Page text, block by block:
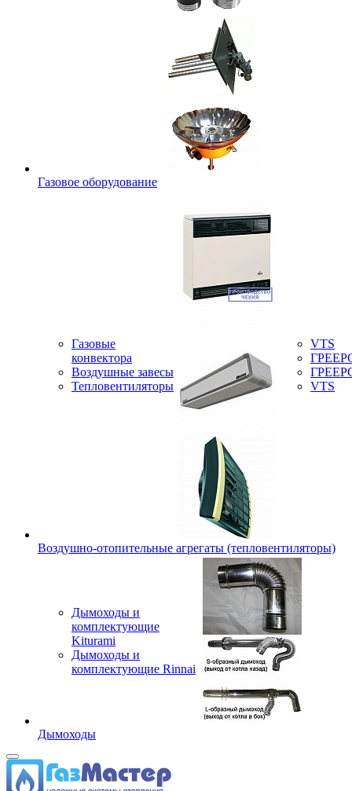
Газовое оборудование
Газовые
конвектора
Воздушные завесы
Тепловентиляторы
VTS
VTS
Воздушно-отопительные агрегаты (тепловентиляторы)
Дымоходы и
комплектующие
Kiturami
Дымоходы и
комплектующие Rinnai
Дымоходы